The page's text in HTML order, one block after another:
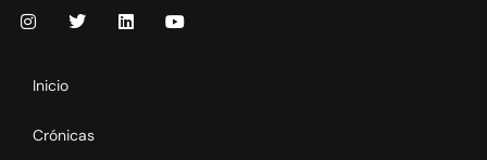
Inicio
Crónicas